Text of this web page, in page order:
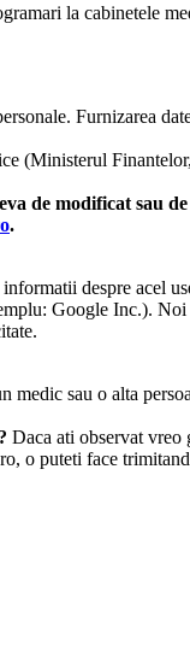
la cabinetele
Furnizarea
(Ministerul
de modificat sau
.
despre acel
Google Inc.). Noi
medic sau o alta
Daca ati observat vreo
o puteti face